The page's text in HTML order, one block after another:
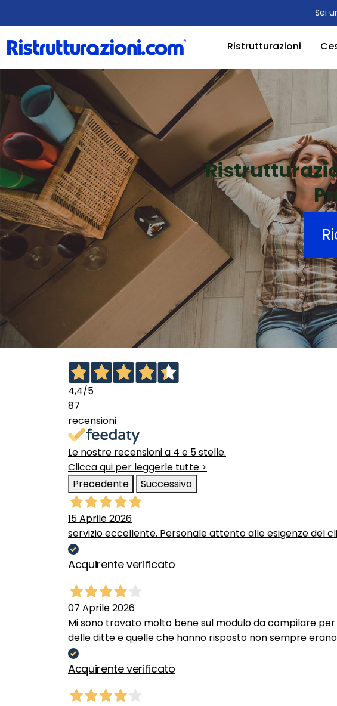
Sei
Ristrutturazioni
4,4/5
87
recensioni
Le nostre recensioni a 4 e 5 stelle.
Clicca qui per leggerle tutte >
Precedente
Successivo
15 Aprile 2026
servizio eccellente. Personale attento alle esigenze del
Acquirente verificato
07 Aprile 2026
Mi sono trovato molto bene sul modulo da compilare
delle ditte e quelle che hanno risposto non sempre
Acquirente verificato